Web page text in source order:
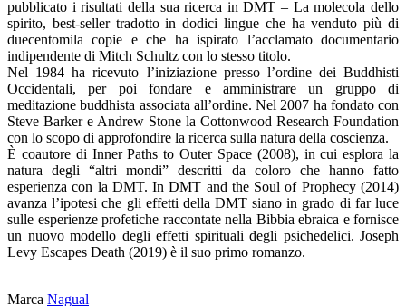
pubblicato i risultati della sua ricerca in DMT – La molecola dello
spirito, best-seller tradotto in dodici lingue che ha venduto più di
duecentomila copie e che ha ispirato l’acclamato documentario
indipendente di Mitch Schultz con lo stesso titolo.
Nel 1984 ha ricevuto l’iniziazione presso l’ordine dei Buddhisti
Occidentali, per poi fondare e amministrare un gruppo di
meditazione buddhista associata all’ordine. Nel 2007 ha fondato con
Steve Barker e Andrew Stone la Cottonwood Research Foundation
con lo scopo di approfondire la ricerca sulla natura della coscienza.
È coautore di Inner Paths to Outer Space (2008), in cui esplora la
natura degli “altri mondi” descritti da coloro che hanno fatto
esperienza con la DMT. In DMT and the Soul of Prophecy (2014)
avanza l’ipotesi che gli effetti della DMT siano in grado di far luce
sulle esperienze profetiche raccontate nella Bibbia ebraica e fornisce
un nuovo modello degli effetti spirituali degli psichedelici. Joseph
Levy Escapes Death (2019) è il suo primo romanzo.
Marca Nagual